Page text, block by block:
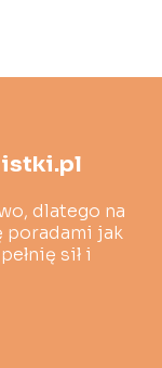
dlatego na
poradami jak
sił i